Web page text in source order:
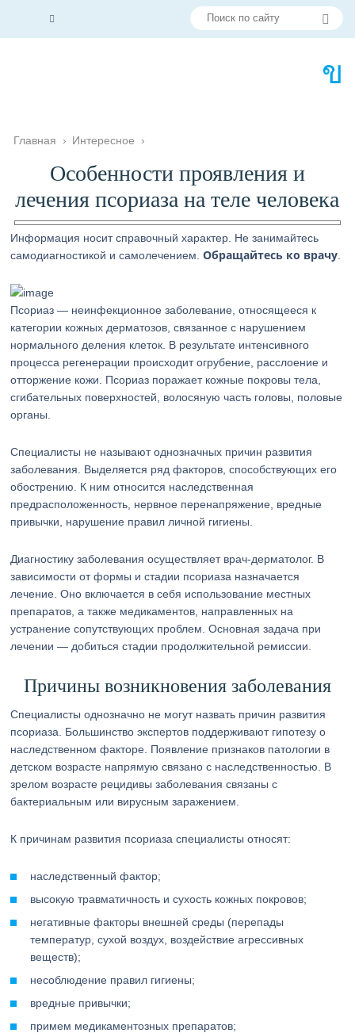
Главная › Интересное ›
Особенности проявления и
лечения псориаза на теле человека
Информация носит справочный характер. Не занимайтесь
самодиагностикой и самолечением.Обращайтесь ко врачу
Псориаз — неинфекционное заболевание, относящееся к
категории кожных дерматозов, связанное с нарушением
нормального деления клеток. В результате интенсивного
процесса регенерации происходит огрубение, расслоение и
отторжение кожи. Псориаз поражает кожные покровы тела,
сгибательных поверхностей, волосяную часть головы, половые
органы.
Специалисты не называют однозначных причин развития
заболевания. Выделяется ряд факторов, способствующих его
обострению. К ним относится наследственная
предрасположенность, нервное перенапряжение, вредные
привычки, нарушение правил личной гигиены.
Диагностику заболевания осуществляет врач-дерматолог. В
зависимости от формы и стадии псориаза назначается
лечение. Оно включается в себя использование местных
препаратов, а также медикаментов, направленных на
устранение сопутствующих проблем. Основная задача при
лечении — добиться стадии продолжительной ремиссии.
Причины возникновения заболевания
Специалисты однозначно не могут назвать причин развития
псориаза. Большинство экспертов поддерживают гипотезу о
наследственном факторе. Появление признаков патологии в
детском возрасте напрямую связано с наследственностью. В
зрелом возрасте рецидивы заболевания связаны с
бактериальным или вирусным заражением.
К причинам развития псориаза специалисты относят:
наследственный фактор;
высокую травматичность и сухость кожных покровов;
негативные факторы внешней среды (перепады
температур, сухой воздух, воздействие агрессивных
веществ);
несоблюдение правил гигиены;
вредные привычки;
примем медикаментозных препаратов;